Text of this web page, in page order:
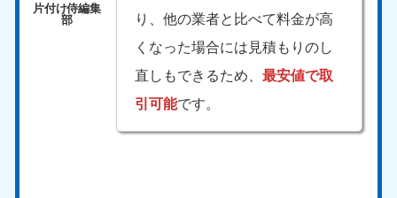
り、他の業者と比べて料金が高
くなった場合には見積もりのし
直しもできるため、最安値で取
引可能です。